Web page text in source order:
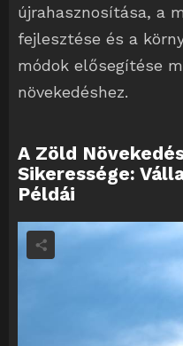
újrahasznosítása, a
fejlesztése és a
módok elősegítése
növekedéshez.
A Zöld
Sikeressége:
Példái